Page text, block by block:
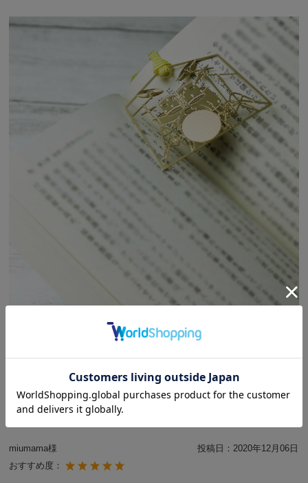
栞のサイズと言えるでしょう。
お客様の声
miumama様 投稿日：2020年12月06日
おすすめ度：